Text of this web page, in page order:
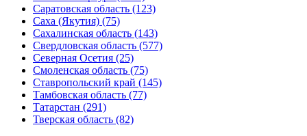
Саратовская область (123)
Саха (Якутия) (75)
Сахалинская область (143)
Свердловская область (577)
Северная Осетия (25)
Смоленская область (75)
Ставропольский край (145)
Тамбовская область (77)
Татарстан (291)
Тверская область (82)